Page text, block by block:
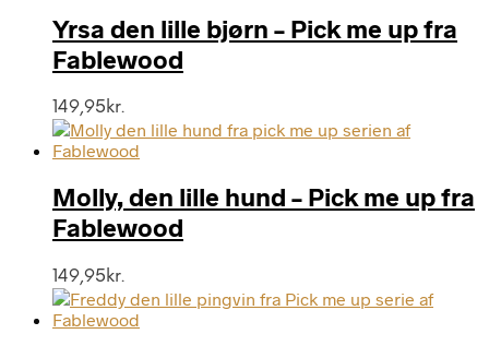
Yrsa den lille bjørn – Pick me up fra
Fablewood
149,95kr.
Molly, den lille hund – Pick me up fra
Fablewood
149,95kr.